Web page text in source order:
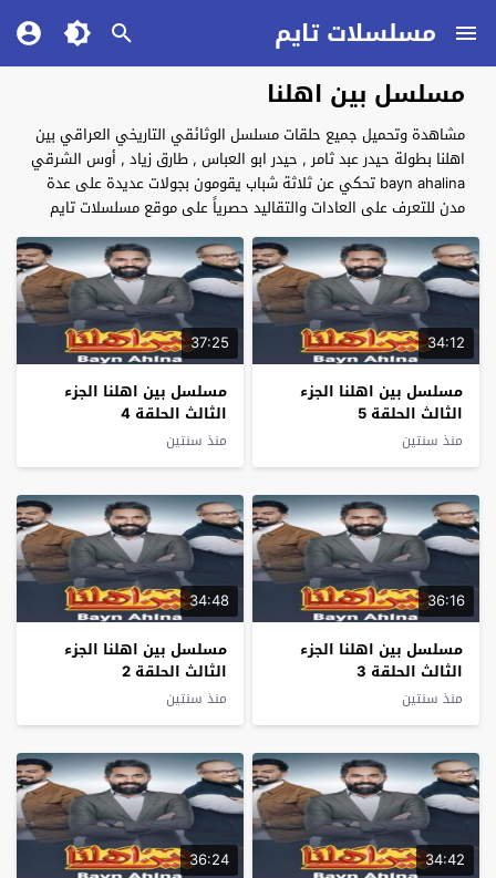
مسلسلات تايم
مسلسل بين اهلنا
مشاهدة وتحميل جميع حلقات مسلسل الوثائقي التاريخي العراقي بين
اهلنا بطولة حيدر عبد ثامر , حيدر ابو العباس , طارق زياد , أوس الشرقي
bayn ahalina تحكي عن ثلاثة شباب يقومون بجولات عديدة على عدة
مدن للتعرف على العادات والتقاليد حصرياً على موقع مسلسلات تايم
34:12
مسلسل بين اهلنا الجزء
الثالث الحلقة 5
منذ سنتين
37:25
مسلسل بين اهلنا الجزء
الثالث الحلقة 4
منذ سنتين
36:16
مسلسل بين اهلنا الجزء
الثالث الحلقة 3
منذ سنتين
34:48
مسلسل بين اهلنا الجزء
الثالث الحلقة 2
منذ سنتين
34:42
36:24